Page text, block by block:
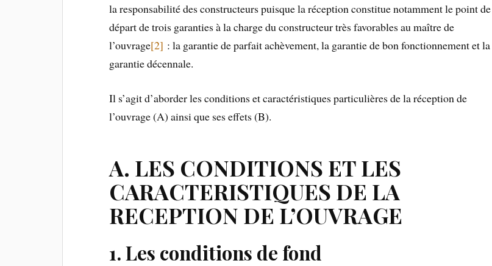
la responsabilité des constructeurs puisque la réception constitue notamment le point de
départ de trois garanties à la charge du constructeur très favorables au maître de
l’ouvrage[2] : la garantie de parfait achèvement, la garantie de bon fonctionnement et la
garantie décennale.
Il s’agit d’aborder les conditions et caractéristiques particulières de la réception de
l’ouvrage (A) ainsi que ses effets (B).
A. LES CONDITIONS ET LES
CARACTERISTIQUES DE LA
RECEPTION DE L’OUVRAGE
1. Les conditions de fond